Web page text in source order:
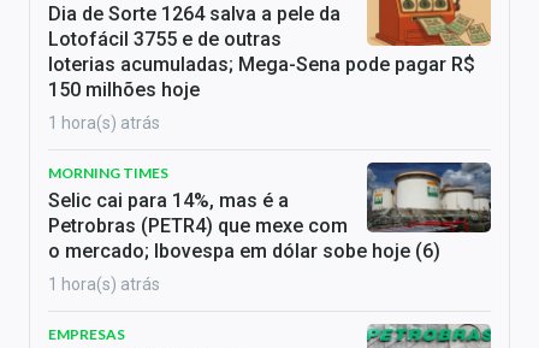
Dia de Sorte 1264 salva a pele da
Lotofácil 3755 e de outras
loterias acumuladas; Mega-Sena pode pagar R$
150 milhões hoje
1 hora(s) atrás
MORNING TIMES
Selic cai para 14%, mas é a
Petrobras (PETR4) que mexe com
o mercado; Ibovespa em dólar sobe hoje (6)
1 hora(s) atrás
EMPRESAS